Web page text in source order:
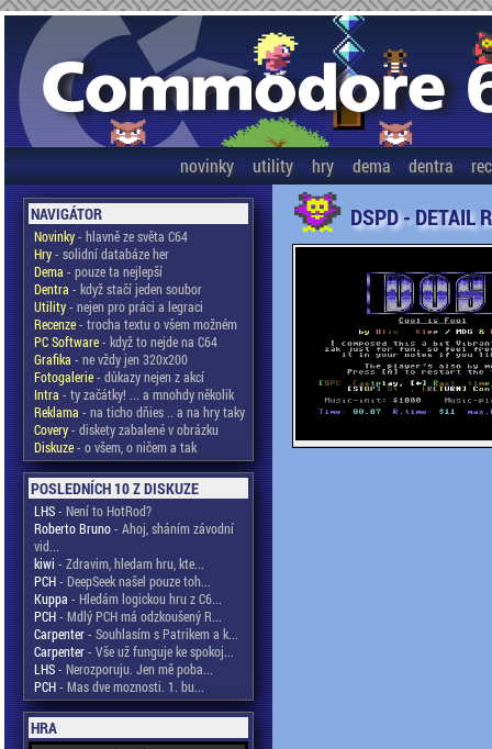
novinky utility hry dema dentra
NAVIGÁTOR
Novinky- hlavně ze světa C64
Hry- solidní databáze her
Dema - pouze ta nejlepší
Dentra - když stačí jeden soubor
Utility- nejen pro práci a legraci
Recenze- trocha textu o všem možném
PC Software- když to nejde na C64
Grafika - ne vždy jen 320x200
Fotogalerie- důkazy nejen z akcí
Intra - ty začátky! ... a mnohdy několik
Reklama - na ticho dňies .. a na hry taky
Covery- diskety zabalené v obrázku
Diskuze- o všem, o ničem a tak
POSLEDNÍCH 10 Z DISKUZE
LHS- Není to HotRod?
Roberto Bruno- Ahoj, sháním závodní
vid...
kiwi - Zdravim, hledam hru, kte...
PCH- DeepSeek našel pouze toh...
Kuppa - Hledám logickou hru z C6...
PCH- Mdlý PCH má odzkoušený R...
Carpenter- Souhlasím s Patrikem a k...
Carpenter- Vše už funguje ke spokoj...
LHS- Nerozporuju. Jen mě poba...
PCH- Mas dve moznosti. 1. bu...
HRA
DSPD - DETAIL